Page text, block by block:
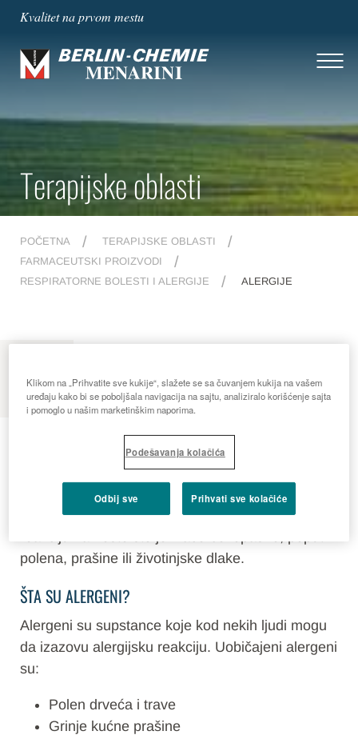
Kvalitet na prvom mestu
Terapijske oblasti
POČETNA
TERAPIJSKE OBLASTI
FARMACEUTSKI PROIZVODI
RESPIRATORNE BOLESTI I ALERGIJE
ALERGIJE
ŠTA JE ALERGIJA?
Do alergije dolazi kada imuni sistem ima jaku
polena, prašine ili životinjske dlake.
ŠTA SU ALERGENI?
Alergeni su supstance koje kod nekih ljudi mogu
da izazovu alergijsku reakciju. Uobičajeni alergeni
su:
Polen drveća i trave
Grinje kućne prašine
Klikom na „Prihvatite sve kukije“, slažete se sa čuvanjem kukija na vašem
uređaju kako bi se poboljšala navigacija na sajtu, analiziralo korišćenje sajta
i pomoglo u našim marketinškim naporima.
Podešavanja kolačića
Odbij sve Prihvati sve kolačiće